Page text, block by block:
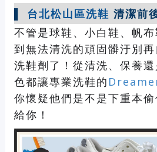
台北松山區洗鞋 清潔前
不管是球鞋、小白鞋、帆
到無法清洗的頑固髒汙別
洗鞋劑了！從清洗、保養
色都讓專業洗鞋的
你懷疑他們是不是下重本
給你！